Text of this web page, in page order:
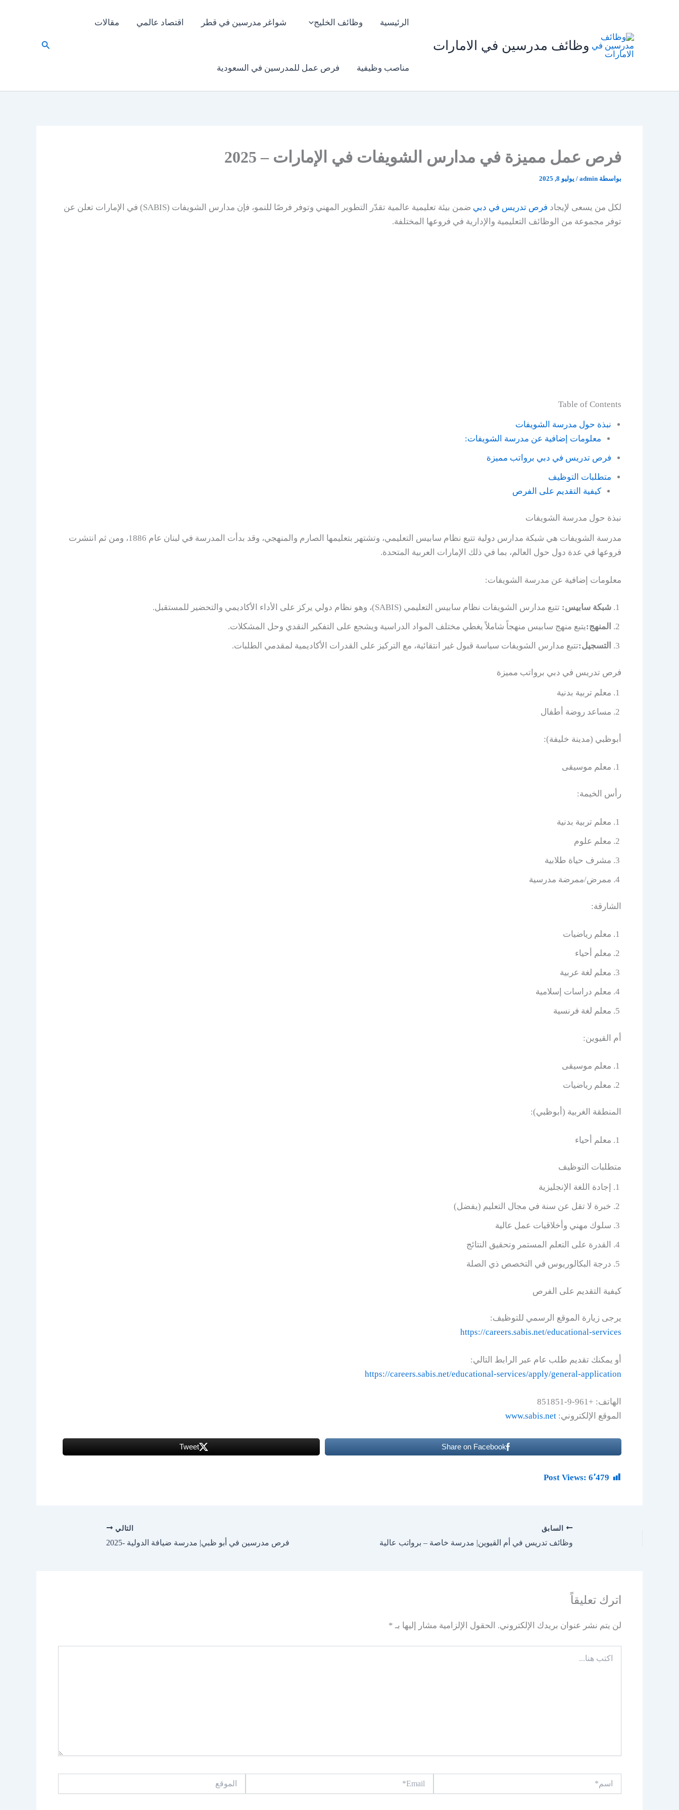
وظائف مدرسين في الامارات
الرئيسية وظائف الخليج شواغر مدرسين في قطر اقتصاد عالمي مقالات
مناصب وظيفية فرص عمل للمدرسين في السعودية
البحث
فرص عمل مميزة في مدارس الشويفات في الإمارات – 2025
بواسطة admin
/ يوليو 8, 2025
لكل من يسعى لإيجاد فرص تدريس في دبي
ضمن بيئة تعليمية عالمية تقدّر التطوير المهني وتوفر فرصًا للنمو، فإن مدارس الشويفات (SABIS) في الإمارات تعلن عن
توفر مجموعة من الوظائف التعليمية والإدارية في فروعها المختلفة.
Table of Contents
نبذة حول مدرسة الشويفات
معلومات إضافية عن مدرسة الشويفات:
فرص تدريس في دبي برواتب مميزة
متطلبات التوظيف
كيفية التقديم على الفرص
نبذة حول مدرسة الشويفات
مدرسة الشويفات هي شبكة مدارس دولية تتبع نظام سابيس التعليمي، وتشتهر بتعليمها الصارم والمنهجي، وقد بدأت المدرسة في لبنان عام 1886، ومن ثم انتشرت
فروعها في عدة دول حول العالم، بما في ذلك الإمارات العربية المتحدة.
معلومات إضافية عن مدرسة الشويفات:
شبكة سابيس: تتبع مدارس الشويفات نظام سابيس التعليمي (SABIS)، وهو نظام دولي يركز على الأداء الأكاديمي والتحضير للمستقبل.
المنهج:يتبع منهج سابيس منهجاً شاملاً يغطي مختلف المواد الدراسية ويشجع على التفكير النقدي وحل المشكلات.
التسجيل:تتبع مدارس الشويفات سياسة قبول غير انتقائية، مع التركيز على القدرات الأكاديمية لمقدمي الطلبات.
فرص تدريس في دبي برواتب مميزة
معلم تربية بدنية
مساعد روضة أطفال
أبوظبي (مدينة خليفة):
معلم موسيقى
رأس الخيمة:
معلم تربية بدنية
معلم علوم
مشرف حياة طلابية
ممرض/ممرضة مدرسية
الشارقة:
معلم رياضيات
معلم أحياء
معلم لغة عربية
معلم دراسات إسلامية
معلم لغة فرنسية
أم القيوين:
معلم موسيقى
معلم رياضيات
المنطقة الغربية (أبوظبي):
معلم أحياء
متطلبات التوظيف
إجادة اللغة الإنجليزية
خبرة لا تقل عن سنة في مجال التعليم (يفضل)
سلوك مهني وأخلاقيات عمل عالية
القدرة على التعلم المستمر وتحقيق النتائج
درجة البكالوريوس في التخصص ذي الصلة
كيفية التقديم على الفرص
يرجى زيارة الموقع الرسمي للتوظيف:
https://careers.sabis.net/educational-services
أو يمكنك تقديم طلب عام عبر الرابط التالي:
https://careers.sabis.net/educational-services/apply/general-application
الهاتف: +961-9-851851
الموقع الإلكتروني:www.sabis.net
Share on Facebook
Tweet
Post Views: 6٬479
السابق
وظائف تدريس في أم القيوين| مدرسة خاصة – برواتب عالية
التالي
فرص مدرسين في أبو ظبي| مدرسة ضيافة الدولية -2025
اترك تعليقاً
لن يتم نشر عنوان بريدك الإلكتروني. الحقول الإلزامية مشار إليها بـ *
هنا...